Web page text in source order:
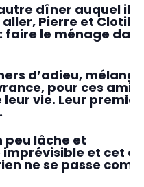
dîner auquel ils
Pierre et
faire le ménage
d’adieu, mélange
pour ces amis
vie. Leur
peu lâche et
et cet
ne se passe